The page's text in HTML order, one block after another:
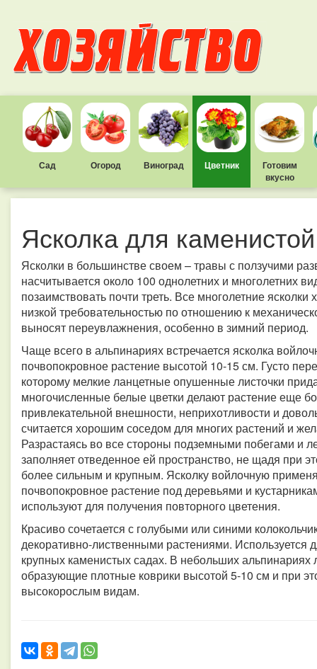
Сад Огород Виноград Цветник
Готовим
вкусно
Ясколка для
Ясколки в большинстве своем – травы с ползучими
насчитывается около 100 однолетних и многолетних
позаимствовать почти треть. Все многолетние ясколки
низкой требовательностью по отношению к
выносят переувлажнения, особенно в зимний период.
Чаще всего в альпинариях встречается ясколка
почвопокровное растение высотой 10-15 см. Густо
которому мелкие ланцетные опушенные листочки
многочисленные белые цветки делают растение еще
привлекательной внешности, неприхотливости и
считается хорошим соседом для многих растений и
Разрастаясь во все стороны подземными побегами и
заполняет отведенное ей пространство, не щадя при
более сильным и крупным. Ясколку войлочную
почвопокровное растение под деревьями и
используют для получения повторного цветения.
Красиво сочетается с голубыми или синими
декоративно-лиственными растениями. Используется
крупных каменистых садах. В небольших альпинариях
образующие плотные коврики высотой 5-10 см и при
высокорослым видам.